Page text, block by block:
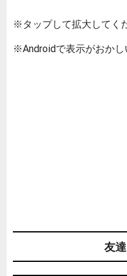
※タップして拡大してく
※Androidで表示がおか
友